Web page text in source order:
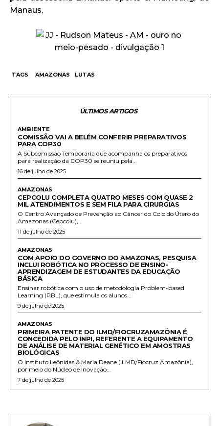
Manaus.
TAGS AMAZONAS LUTAS
ÚLTIMOS ARTIGOS
AMBIENTE
COMISSÃO VAI A BELÉM CONFERIR PREPARATIVOS
PARA COP30
A Subcomissão Temporária que acompanha os preparativos
para realização da COP30 se reuniu pela...
16 de julho de 2025
AMAZONAS
CEPCOLU COMPLETA QUATRO MESES COM QUASE 2
MIL ATENDIMENTOS E SEM FILA PARA CIRURGIAS
O Centro Avançado de Prevenção ao Câncer do Colo do Útero do
Amazonas (Cepcolu),...
11 de julho de 2025
AMAZONAS
COM APOIO DO GOVERNO DO AMAZONAS, PESQUISA
INCLUI ROBÓTICA NO PROCESSO DE ENSINO-
APRENDIZAGEM DE ESTUDANTES DA EDUCAÇÃO
BÁSICA
Ensinar robótica com o uso de metodologia Problem-based
Learning (PBL), que estimula os alunos...
9 de julho de 2025
AMAZONAS
PRIMEIRA PATENTE DO ILMD/FIOCRUZAMAZÔNIA É
CONCEDIDA PELO INPI, REFERENTE A EQUIPAMENTO
DE ANÁLISE DE MATERIAL GENÉTICO EM AMOSTRAS
BIOLÓGICAS
O Instituto Leônidas & Maria Deane (ILMD/Fiocruz Amazônia),
por meio do Núcleo de Inovação...
7 de julho de 2025